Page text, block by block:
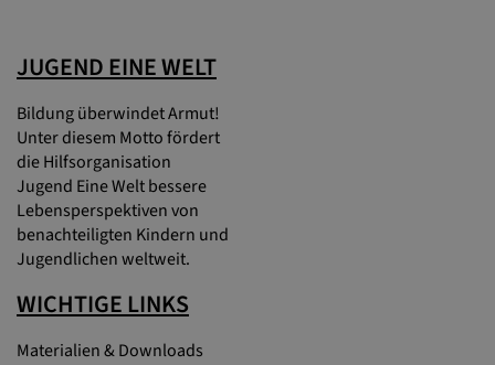
JUGEND EINE WELT
Bildung überwindet Armut!
Unter diesem Motto fördert
die Hilfsorganisation
Jugend Eine Welt bessere
Lebensperspektiven von
benachteiligten Kindern und
Jugendlichen weltweit.
WICHTIGE LINKS
Materialien & Downloads